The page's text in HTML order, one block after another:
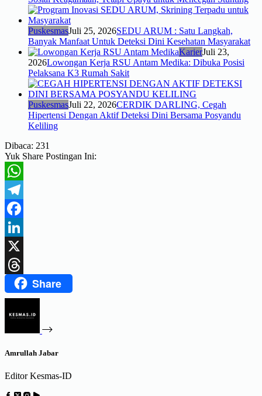
PuskesmasJuli 25, 2026SEDU ARUM : Satu Langkah,
Banyak Manfaat Untuk Deteksi Dini Kesehatan Masyarakat
KarierJuli 23,
2026Lowongan Kerja RSU Antam Medika: Dibuka Posisi
Pelaksana K3 Rumah Sakit
PuskesmasJuli 22, 2026CERDIK DARLING, Cegah
Hipertensi Dengan Aktif Deteksi Dini Bersama Posyandu
Keliling
Dibaca: 231
Yuk Share Postingan Ini:
WhatsApp
Telegram
Facebook
LinkedIn
X
ThreadsShare
Amrullah Jabar
Editor Kesmas-ID